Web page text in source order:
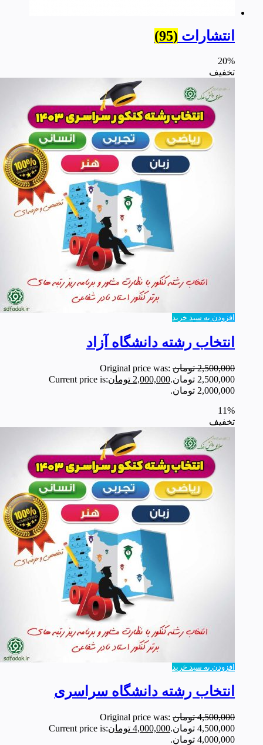
انتشارات (95)
20%
تخفیف
افزودن به سبد خرید
انتخاب رشته دانشگاه آزاد
2,500,000 تومان Original price was:
2,500,000 تومان.
2,000,000 تومانCurrent price is:
2,000,000 تومان.
11%
تخفیف
افزودن به سبد خرید
انتخاب رشته دانشگاه سراسری
4,500,000 تومان Original price was:
4,500,000 تومان.
4,000,000 تومانCurrent price is:
4,000,000 تومان.